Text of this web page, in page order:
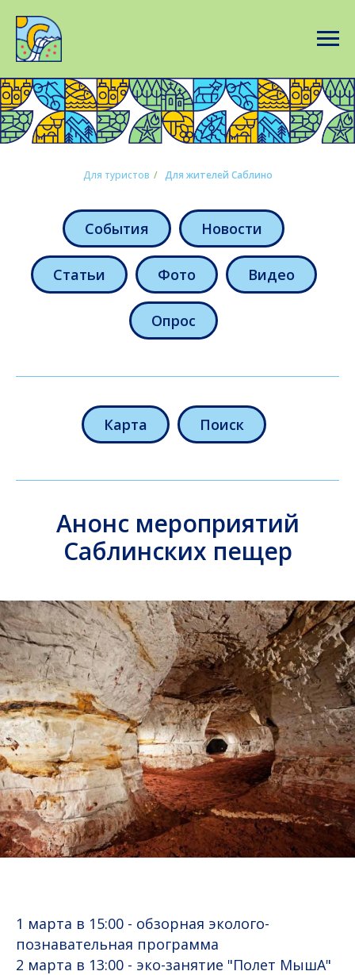
Для туристов / Для жителей Саблино
События Новости
Статьи Фото Видео
Опрос
Карта Поиск
Анонс мероприятий
Саблинских пещер
1 марта в 15:00 - обзорная эколого-
познавательная программа
2 марта в 13:00 - эко-занятие "Полет МышА"